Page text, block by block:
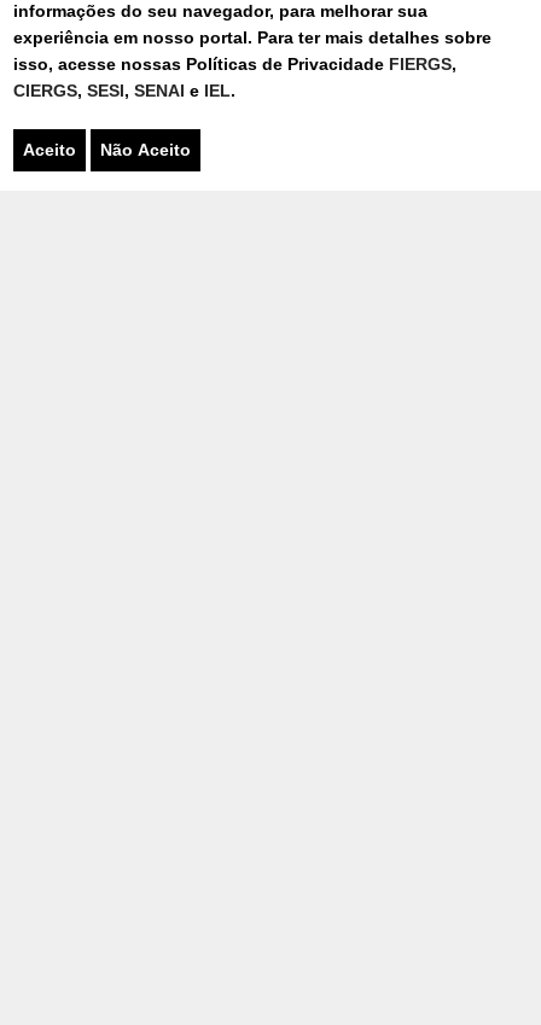
informações do seu navegador, para melhorar sua
experiência em nosso portal. Para ter mais detalhes sobre
isso, acesse nossas Políticas de Privacidade FIERGS,
CIERGS,SESI,SENAIe IEL.
Aceito Não Aceito